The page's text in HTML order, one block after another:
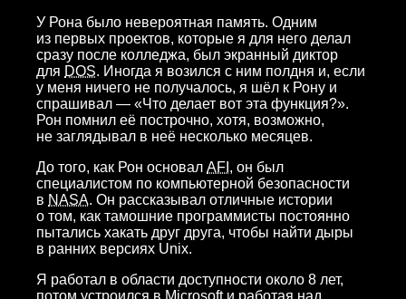
У Рона было невероятная память. Одним
из первых проектов, которые я для него делал
сразу после колледжа, был экранный диктор
для DOS. Иногда я возился с ним полдня и, если
у меня ничего не получалось, я шёл к Рону и
спрашивал — «Что делает вот эта функция?».
Рон помнил её построчно, хотя, возможно,
не заглядывал в неё несколько месяцев.
До того, как Рон основал AFI , он был
специалистом по компьютерной безопасности
в NASA. Он рассказывал отличные истории
о том, как тамошние программисты постоянно
пытались хакать друг друга, чтобы найти дыры
в ранних версиях Unix.
Я работал в области доступности около 8 лет,
потом устроился в Microsoft и работая над